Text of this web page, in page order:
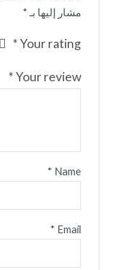
مشار إليها بـ *
Your rating
*
Your review
*
Name
*
Email
*